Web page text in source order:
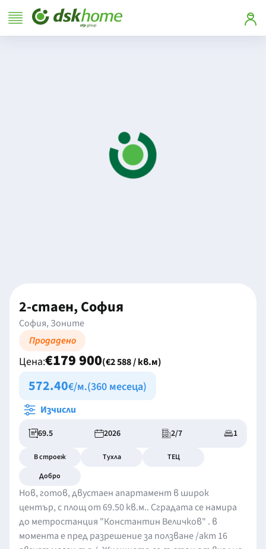
2-стаен, София
София, Зоните
Продадено
Цена:€179 900(€2 588 / кв.м)
572.40€/м.(360 месеца)
Изчисли
69.5 2026 2/7 1
В строеж Тухла
ТЕЦ
Добро
Нов, готов, двустаен апартамент в широк
център, с площ от 69.50 кв.м.. Сградата се намира
до метростанция "Константин Величков" . в
момента е пред разрешение за ползване /акт 16